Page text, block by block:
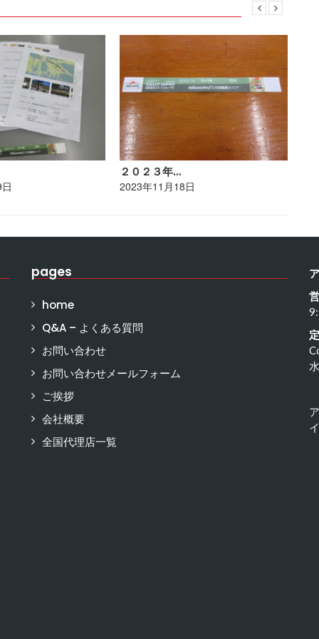
２０２３年…
2023年11月18日
pages
home
Q&A – よくある質問
お問い合わせ
お問い合わせメールフォーム
ご挨拶
会社概要
全国代理店一覧